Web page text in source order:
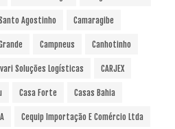
Agostinho Camaragibe
Campneus Canhotinho
Soluções Logísticas CARJEX
Casa Forte Casas Bahia
Cequip Importação E Comércio Ltda